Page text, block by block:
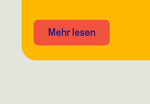
Mehr lesen